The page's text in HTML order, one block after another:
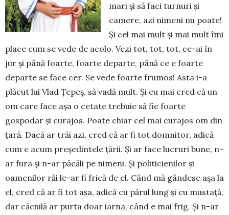
mari și să faci turnuri și
camere, azi nimeni nu poate!
Și cel mai mult și mai mult îmi
place cum se vede de acolo. Vezi tot, tot, tot, ce-ai în
jur și până foarte, foarte departe, până ce e foarte
departe se face cer. Se vede foarte frumos! Asta i-a
plăcut lui Vlad Țepeș, să vadă mult. Și eu mai cred că un
om care face așa o cetate trebuie să fie foarte
gospodar și curajos. Poate chiar cel mai curajos om din
țară. Dacă ar trăi azi, cred că ar fi tot domnitor, adică
cum e acum preșe­dintele țării. Și ar face lucruri bune, n-
ar fura și n-ar păcăli pe nimeni. Și politicienilor și
oamenilor răi le-ar fi frică de el. Când mă gândesc așa la
el, cred că ar fi tot așa, adică cu părul lung și cu mustață,
dar căciulă ar purta doar iarna, când e mai frig. Și n-ar